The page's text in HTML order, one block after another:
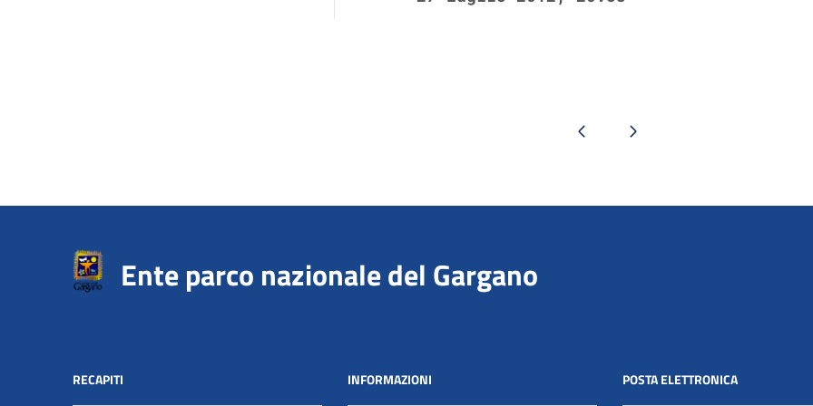
Pagina precedentePagina successiva
Ente parco nazionale del Gargano
RECAPITI INFORMAZIONI POSTA ELETTRONICA